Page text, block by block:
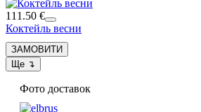
111.50 €
Коктейль весни
Фото доставок